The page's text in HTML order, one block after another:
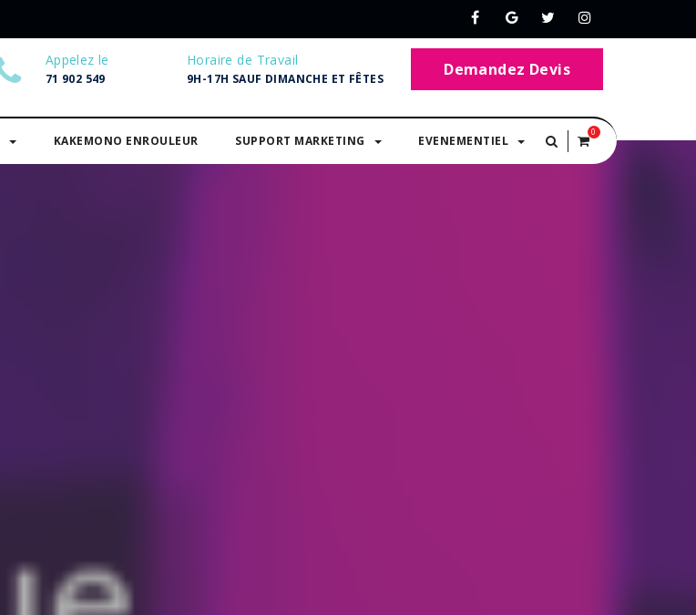
Appelez le
71 902 549
Horaire de Travail
9H-17H SAUF DIMANCHE ET FÊTES Demandez Devis
KAKEMONO ENROULEUR SUPPORT MARKETING EVENEMENTIEL
0